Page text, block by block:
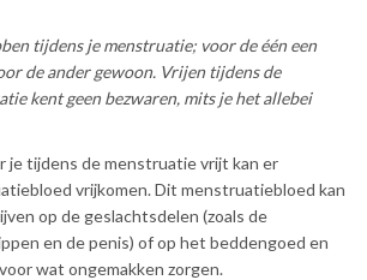
tijdens je menstruatie; voor de één een
de ander gewoon. Vrijen tijdens de
kent geen bezwaren, mits je het allebei
je tijdens de menstruatie vrijt kan er
vrijkomen. Dit menstruatiebloed kan
op de geslachtsdelen (zoals de
en de penis) of op het beddengoed en
wat ongemakken zorgen.